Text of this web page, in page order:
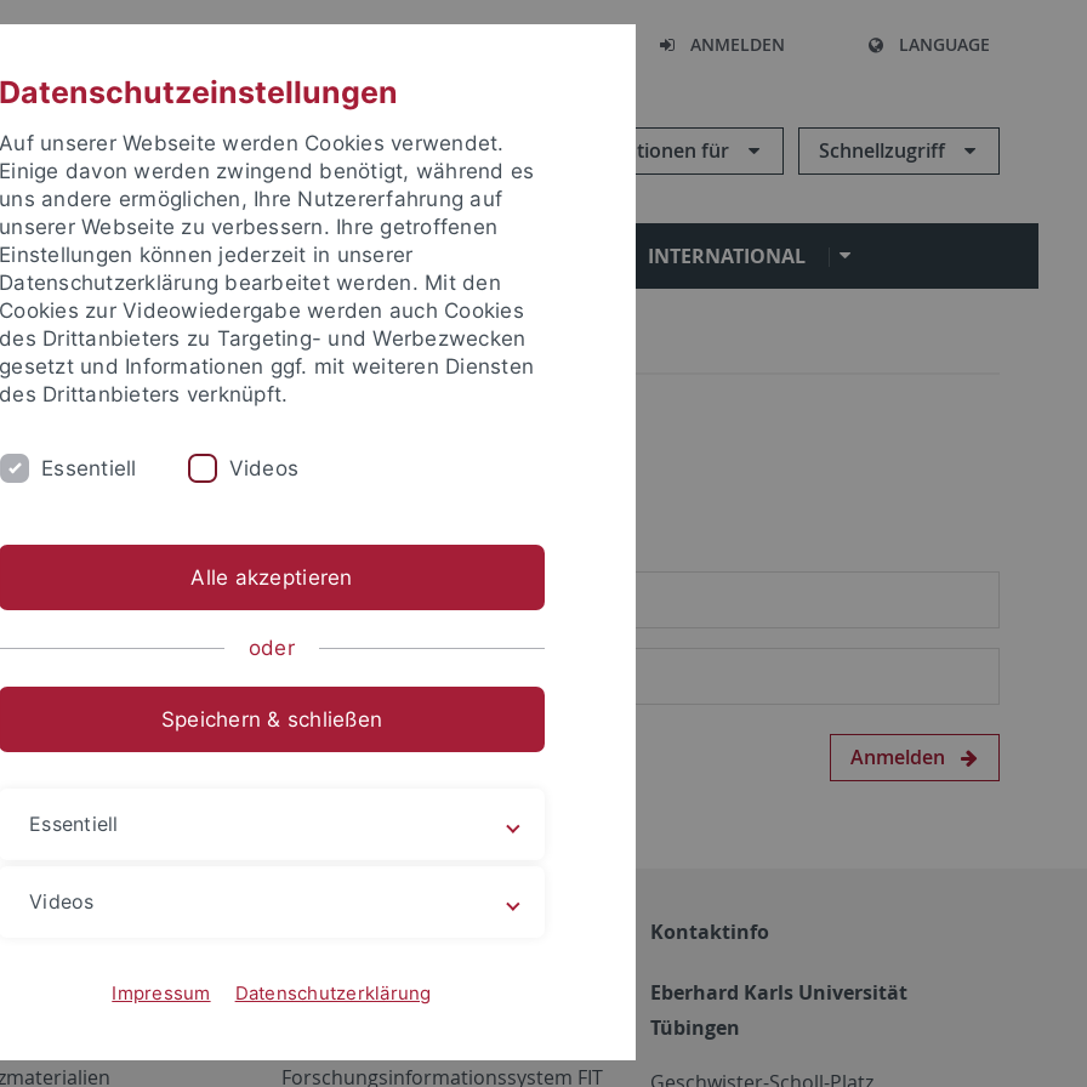
ANMELDEN LANGUAGE
Informationen für Schnellzugriff
FORSCHUNG EINRICHTUNGEN INTERNATIONAL
um sich anzumelden:
Anmelden
Netzwerk
ALMA
Forschungsinformationssystem FIT
Kontaktinfo
Eberhard Karls Universität
Tübingen
Datenschutzeinstellungen
Auf unserer Webseite werden Cookies verwendet.
Einige davon werden zwingend benötigt, während es
uns andere ermöglichen, Ihre Nutzererfahrung auf
unserer Webseite zu verbessern. Ihre getroffenen
Einstellungen können jederzeit in unserer
Datenschutzerklärung bearbeitet werden. Mit den
Cookies zur Videowiedergabe werden auch Cookies
des Drittanbieters zu Targeting- und Werbezwecken
gesetzt und Informationen ggf. mit weiteren Diensten
des Drittanbieters verknüpft.
Essentiell Videos
Alle akzeptieren
oder
Speichern & schließen
Essentiell
Videos
Impressum Datenschutzerklärung